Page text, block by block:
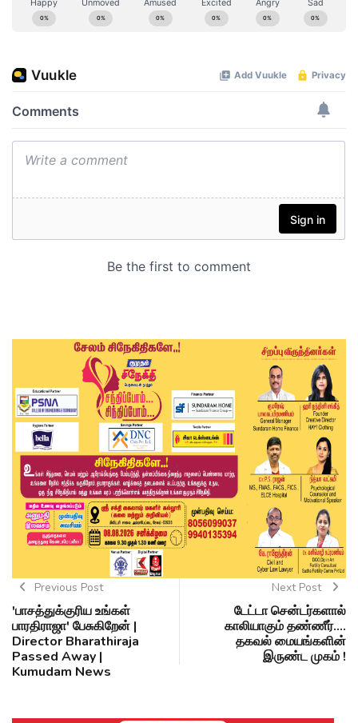
Previous Post
'பாசத்துக்குரிய உங்கள்
பாரதிராஜா' பேசுகிறேன் |
Director Bharathiraja
Passed Away |
Kumudam News
Next Post
டேட்டா சென்டர்களால்
காலியாகும் தண்ணீர்….
தகவல் மையங்களின்
இருண்ட முகம் !